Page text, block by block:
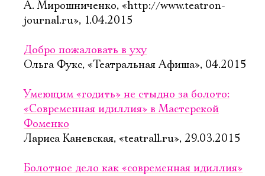
А. Мирошниченко, «http://www.teatron-
journal.ru», 1.04.2015
Добро пожаловать в уху
Ольга Фукс, «Театральная Афиша», 04.2015
Умеющим «годить» не стыдно за болото:
«Современная идиллия» в Мастерской
Фоменко
Лариса Каневская, «teatrall.ru», 29.03.2015
Болотное дело как «современная идиллия»